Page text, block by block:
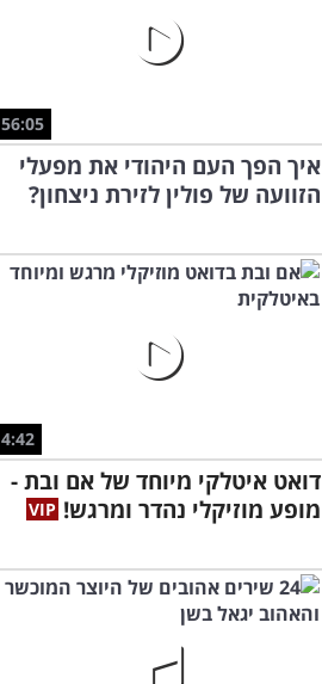
56:05
איך הפך העם היהודי את מפעלי
הזוועה של פולין לזירת ניצחון?
4:42
דואט איטלקי מיוחד של אם ובת -
מופע מוזיקלי נהדר ומרגש!